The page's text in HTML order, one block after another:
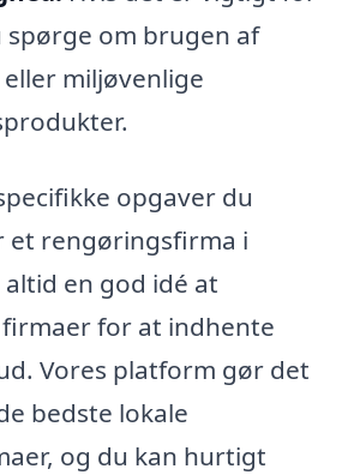
spørge om brugen af
miljøvenlige
opgaver du
et rengøringsfirma i
altid en god idé at
for at indhente
Vores platform gør det
bedste lokale
og du kan hurtigt